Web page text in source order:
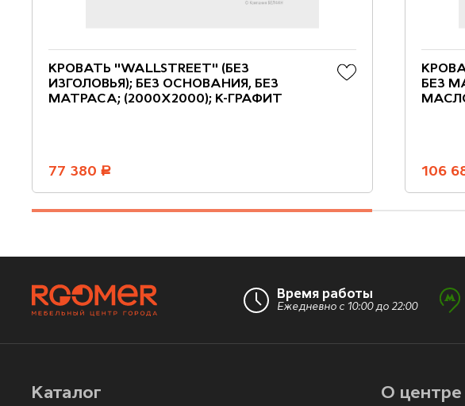
КРОВАТЬ "WALLSTREET" (БЕЗ
ИЗГОЛОВЬЯ); БЕЗ ОСНОВАНИЯ, БЕЗ
МАТРАСА; (2000X2000); К-ГРАФИТ
77 380 руб.
БЕЗ
106
Время работы
Ежедневно с 10:00 до 22:00
Каталог О центре